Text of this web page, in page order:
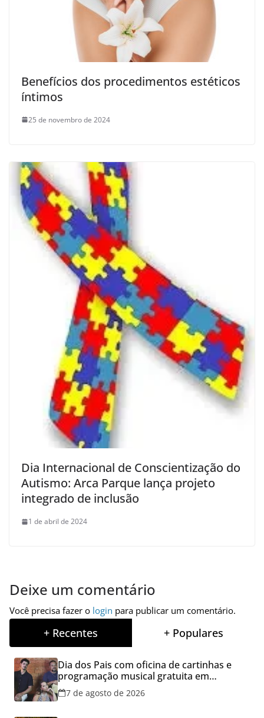
Benefícios dos procedimentos estéticos
íntimos
25 de novembro de 2024
Dia Internacional de Conscientização do
Autismo: Arca Parque lança projeto
integrado de inclusão
1 de abril de 2024
Deixe um comentário
Você precisa fazer o login para publicar um comentário.
+ Recentes + Populares
Dia dos Pais com oficina de cartinhas e
programação musical gratuita em
Aparecida de Goiânia
7 de agosto de 2026